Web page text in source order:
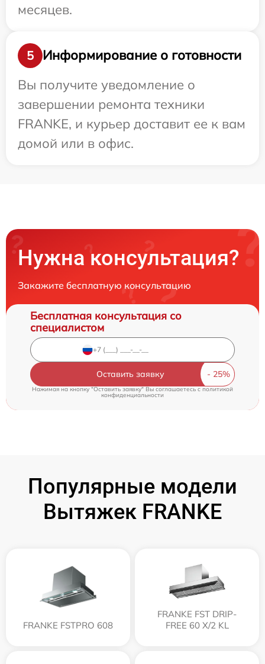
месяцев.
5
Информирование о готовности
Вы получите уведомление о
завершении ремонта техники
FRANKE, и курьер доставит ее к вам
домой или в офис.
Нужна консультация?
Закажите бесплатную консультацию
Бесплатная консультация со
специалистом
Оставить заявку
Нажимая на кнопку "Оставить заявку" Вы соглашаетесь cполитикой
конфиденциальности
Популярные модели
Вытяжек FRANKE
FRANKE FSTPRO 608
FRANKE FST DRIP-
FREE 60 X/2 KL